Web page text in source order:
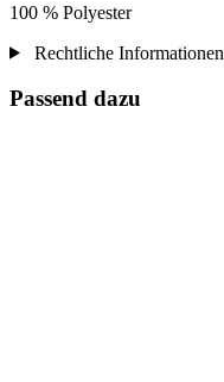
100 % Polyester
Rechtliche Informationen
Passend dazu